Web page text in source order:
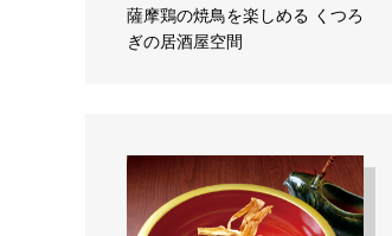
薩摩鶏の焼鳥を楽しめる くつろ
ぎの居酒屋空間